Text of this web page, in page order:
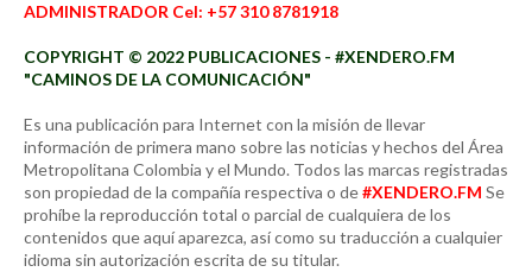
ADMINISTRADOR Cel: +57 310 8781918
COPYRIGHT © 2022 PUBLICACIONES - #XENDERO.FM
"CAMINOS DE LA COMUNICACIÓN"
Es una publicación para Internet con la misión de llevar
información de primera mano sobre las noticias y hechos del Área
Metropolitana Colombia y el Mundo. Todos las marcas registradas
son propiedad de la compañía respectiva o de#XENDERO.FM Se
prohíbe la reproducción total o parcial de cualquiera de los
contenidos que aquí aparezca, así como su traducción a cualquier
idioma sin autorización escrita de su titular.